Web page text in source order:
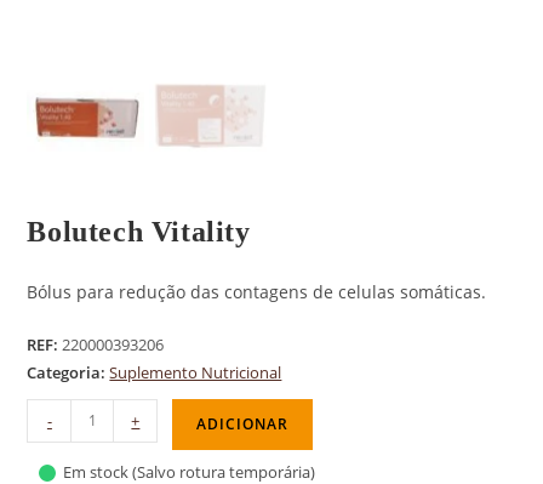
Bolutech Vitality
Bólus para redução das contagens de celulas somáticas.
REF:220000393206
Categoria:Suplemento Nutricional
- + ADICIONAR
Em stock (Salvo rotura temporária)